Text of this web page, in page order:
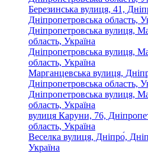
Березинська вулиця, 41,
Дніпропетровська область,
Дніпропетровська вулиця,
область, Україна
Дніпропетровська вулиця,
область, Україна
Марганцевська вулиця,
Дніпропетровська область,
Дніпропетровська вулиця,
область, Україна
вулиця Каруни, 76,
область, Україна
Веселка вулиця, Дніпро́,
Україна